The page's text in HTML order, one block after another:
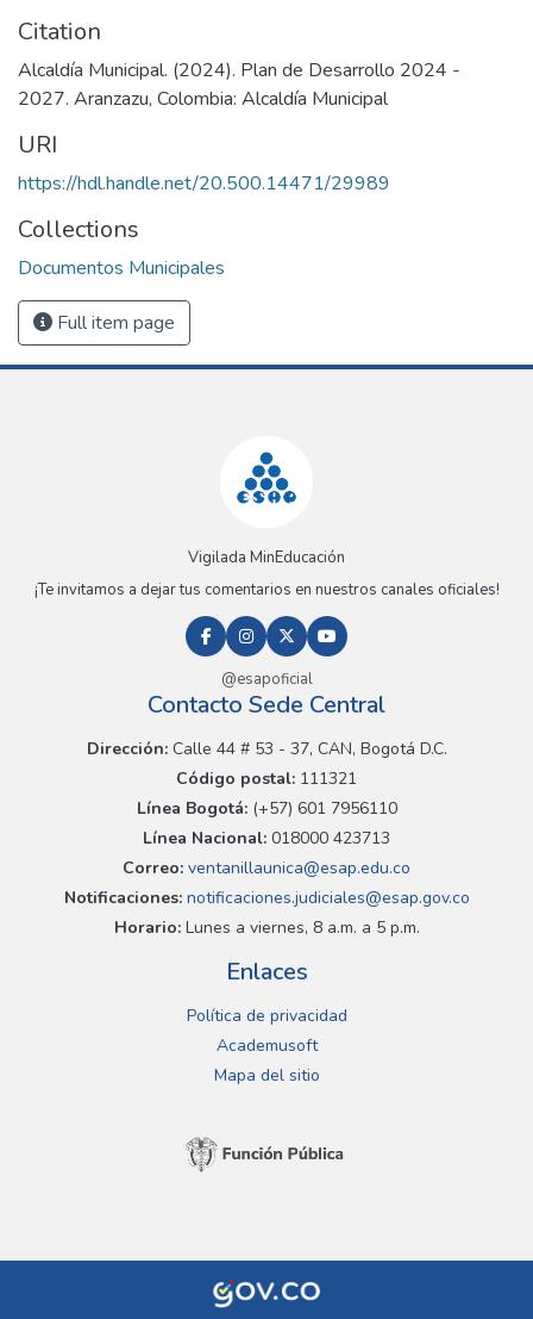
Citation
Alcaldía Municipal. (2024). Plan de Desarrollo 2024 -
2027. Aranzazu, Colombia: Alcaldía Municipal
URI
https://hdl.handle.net/20.500.14471/29989
Collections
Documentos Municipales
Full item page
Vigilada MinEducación
¡Te invitamos a dejar tus comentarios en nuestros canales oficiales!
@esapoficial
Contacto Sede Central
Dirección:Calle 44 # 53 - 37, CAN, Bogotá D.C.
Código postal: 111321
Línea Bogotá:(+57) 601 7956110
Línea Nacional: 018000 423713
Correo: ventanillaunica@esap.edu.co
Notificaciones:notificaciones.judiciales@esap.gov.co
Horario:Lunes a viernes, 8 a.m. a 5 p.m.
Enlaces
Política de privacidad
Academusoft
Mapa del sitio